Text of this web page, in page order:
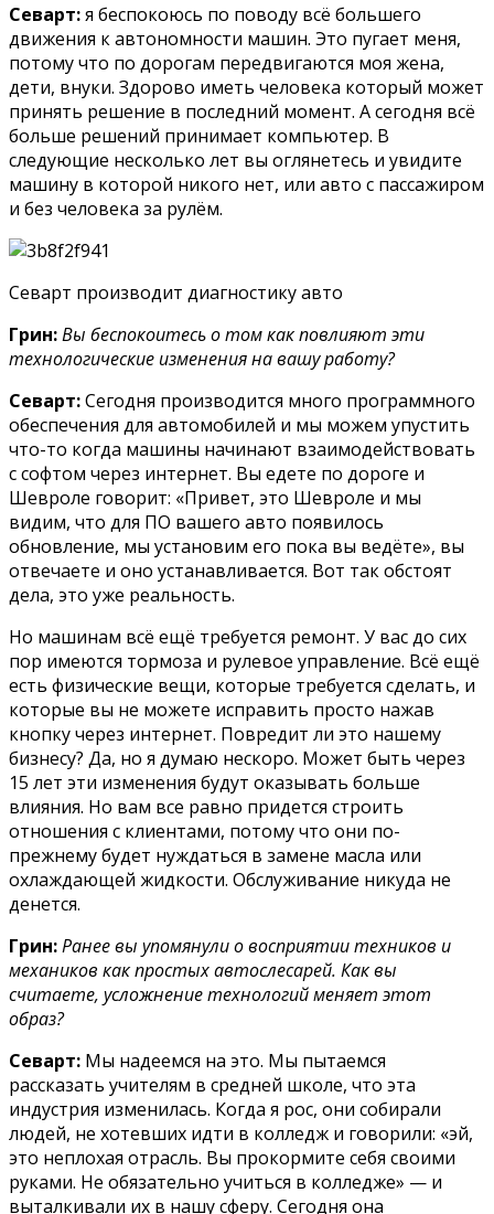
Севарт:я беспокоюсь по поводу всё большего
движения к автономности машин. Это пугает меня,
потому что по дорогам передвигаются моя жена,
дети, внуки. Здорово иметь человека который может
принять решение в последний момент. А сегодня всё
больше решений принимает компьютер. В
следующие несколько лет вы оглянетесь и увидите
машину в которой никого нет, или авто с пассажиром
и без человека за рулём.
Севарт производит диагностику авто
Грин:Вы беспокоитесь о том как повлияют эти
технологические изменения на вашу работу?
Севарт:Сегодня производится много программного
обеспечения для автомобилей и мы можем упустить
что-то когда машины начинают взаимодействовать
с софтом через интернет. Вы едете по дороге и
Шевроле говорит: «Привет, это Шевроле и мы
видим, что для ПО вашего авто появилось
обновление, мы установим его пока вы ведёте», вы
отвечаете и оно устанавливается. Вот так обстоят
дела, это уже реальность.
Но машинам всё ещё требуется ремонт. У вас до сих
пор имеются тормоза и рулевое управление. Всё ещё
есть физические вещи, которые требуется сделать, и
которые вы не можете исправить просто нажав
кнопку через интернет. Повредит ли это нашему
бизнесу? Да, но я думаю нескоро. Может быть через
15 лет эти изменения будут оказывать больше
влияния. Но вам все равно придется строить
отношения с клиентами, потому что они по-
прежнему будет нуждаться в замене масла или
охлаждающей жидкости. Обслуживание никуда не
денется.
Грин:Ранее вы упомянули о восприятии техников и
механиков как простых автослесарей. Как вы
считаете, усложнение технологий меняет этот
образ?
Севарт: Мы надеемся на это. Мы пытаемся
рассказать учителям в средней школе, что эта
индустрия изменилась. Когда я рос, они собирали
людей, не хотевших идти в колледж и говорили: «эй,
это неплохая отрасль. Вы прокормите себя своими
руками. Не обязательно учиться в колледже» — и
выталкивали их в нашу сферу. Сегодня она